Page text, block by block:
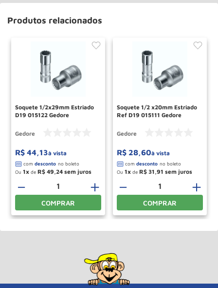
Produtos relacionados
Soquete 1/2x29mm Estriado
D19 015122 Gedore
Gedore
R$ 44,13à vista
Ou 1 de R$ 49 24
＋
－
COMPRAR
Soquete 1/2 x20mm Estriado
Ref D19 015111 Gedore
Gedore
R$ 28,60à vista
Ou 1 de R$ 31 91
＋
－
COMPRAR